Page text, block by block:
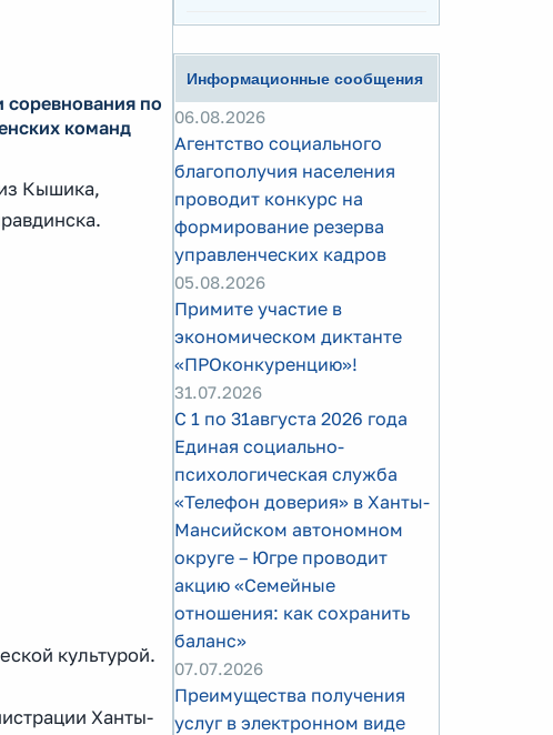
соревнования по
команд
Кышика,
культурой.
Ханты-
Информационные сообщения
06.08.2026
Агентство социального
благополучия населения
проводит конкурс на
формирование резерва
управленческих кадров
05.08.2026
Примите участие в
экономическом диктанте
«ПРОконкуренцию»!
31.07.2026
С 1 по 31августа 2026 года
Единая социально-
психологическая служба
«Телефон доверия» в Ханты-
Мансийском автономном
округе – Югре проводит
акцию «Семейные
отношения: как сохранить
баланс»
07.07.2026
Преимущества получения
услуг в электронном виде